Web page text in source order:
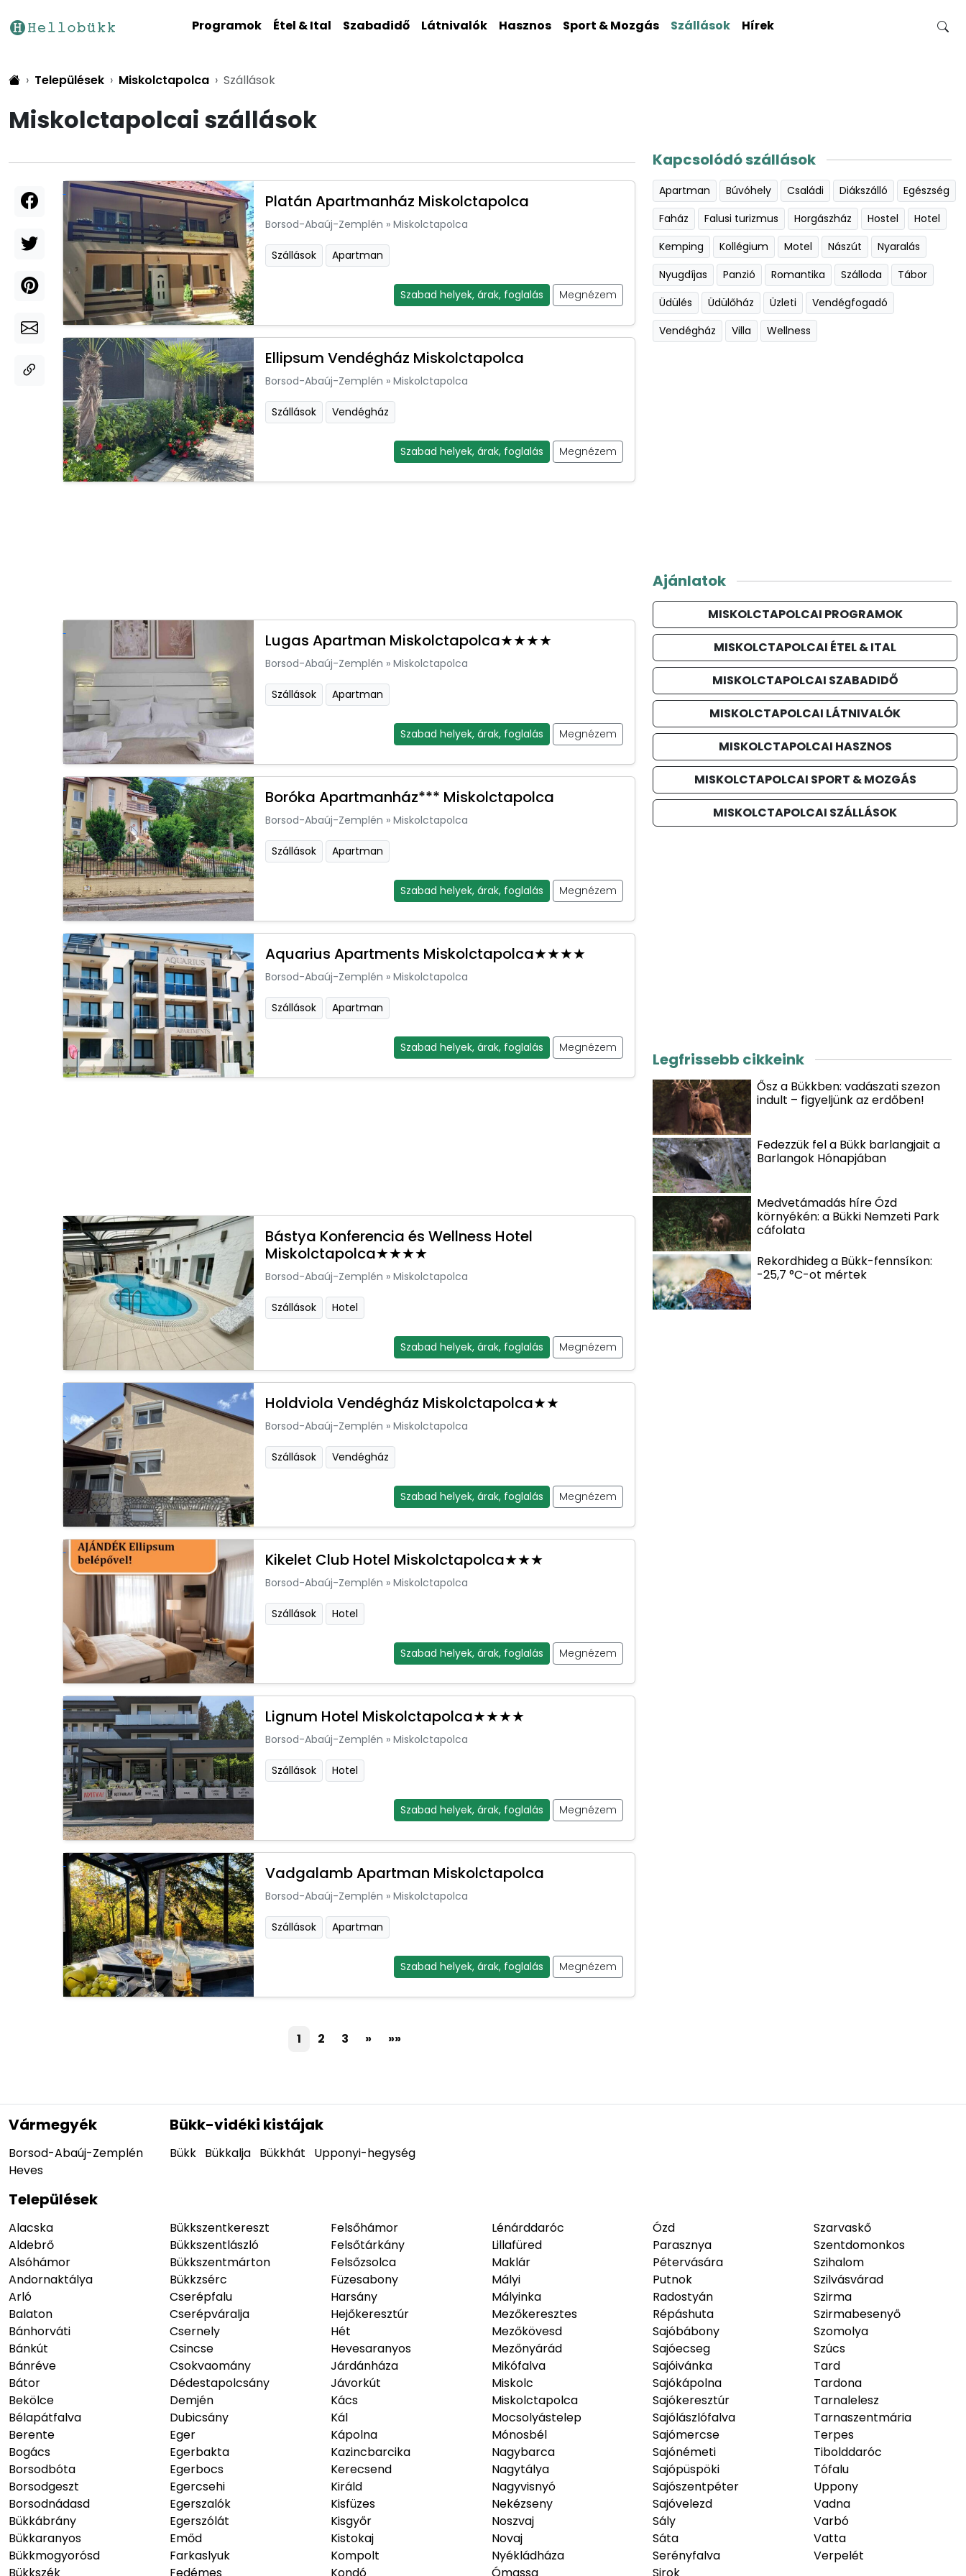
Programok Étel & Ital Szabadidő Látnivalók Hasznos Sport & Mozgás Szállások Hírek
Települések Miskolctapolca Szállások
Miskolctapolcai szállások
Platán Apartmanház Miskolctapolca
Borsod-Abaúj-Zemplén » Miskolctapolca
Szállások Apartman
Szabad helyek, árak, foglalás Megnézem
Ellipsum Vendégház Miskolctapolca
Borsod-Abaúj-Zemplén » Miskolctapolca
Szállások Vendégház
Szabad helyek, árak, foglalás Megnézem
Lugas Apartman Miskolctapolca★★★★
Borsod-Abaúj-Zemplén » Miskolctapolca
Szállások Apartman
Szabad helyek, árak, foglalás Megnézem
Boróka Apartmanház*** Miskolctapolca
Borsod-Abaúj-Zemplén » Miskolctapolca
Szállások Apartman
Szabad helyek, árak, foglalás Megnézem
Aquarius Apartments Miskolctapolca★★★★
Borsod-Abaúj-Zemplén » Miskolctapolca
Szállások Apartman
Szabad helyek, árak, foglalás Megnézem
Bástya Konferencia és Wellness Hotel
Miskolctapolca★★★★
Borsod-Abaúj-Zemplén » Miskolctapolca
Szállások Hotel
Szabad helyek, árak, foglalás Megnézem
Holdviola Vendégház Miskolctapolca★★
Borsod-Abaúj-Zemplén » Miskolctapolca
Szállások Vendégház
Szabad helyek, árak, foglalás Megnézem
Kikelet Club Hotel Miskolctapolca★★★
Borsod-Abaúj-Zemplén » Miskolctapolca
Szállások Hotel
Szabad helyek, árak, foglalás Megnézem
Lignum Hotel Miskolctapolca★★★★
Borsod-Abaúj-Zemplén » Miskolctapolca
Szállások Hotel
Szabad helyek, árak, foglalás Megnézem
Vadgalamb Apartman Miskolctapolca
Borsod-Abaúj-Zemplén » Miskolctapolca
Szállások Apartman
Szabad helyek, árak, foglalás Megnézem
1 2 3 » »»
Kapcsolódó szállások
Apartman Búvóhely Családi Diákszálló
Egészség
Faház
Falusi turizmus Horgászház Hostel
Hotel
Kemping
Kollégium Motel Nászút
Nyaralás
Nyugdíjas
Panzió Romantika Szálloda
Tábor
Üdülés
Üdülőház Üzleti
Vendégfogadó
Vendégház
Villa Wellness
Ajánlatok
MISKOLCTAPOLCAI PROGRAMOK
MISKOLCTAPOLCAI ÉTEL & ITAL
MISKOLCTAPOLCAI SZABADIDŐ
MISKOLCTAPOLCAI LÁTNIVALÓK
MISKOLCTAPOLCAI HASZNOS
MISKOLCTAPOLCAI SPORT & MOZGÁS
MISKOLCTAPOLCAI SZÁLLÁSOK
Legfrissebb cikkeink
Ősz a Bükkben: vadászati szezon
indult – figyeljünk az erdőben!
Fedezzük fel a Bükk barlangjait a
Barlangok Hónapjában
Medvetámadás híre Ózd
környékén: a Bükki Nemzeti Park
cáfolata
Rekordhideg a Bükk-fennsíkon:
-25,7 °C-ot mértek
Vármegyék
Borsod-Abaúj-Zemplén
Heves
Bükk-vidéki kistájak
Bükk Bükkalja Bükkhát Upponyi-hegység
Települések
Alacska
Aldebrő
Alsóhámor
Andornaktálya
Arló
Balaton
Bánhorváti
Bánkút
Bánréve
Bátor
Bekölce
Bélapátfalva
Berente
Bogács
Borsodbóta
Borsodgeszt
Borsodnádasd
Bükkábrány
Bükkaranyos
Bükkmogyorósd
Bükkszentkereszt
Bükkszentlászló
Bükkszentmárton
Bükkzsérc
Cserépfalu
Cserépváralja
Csernely
Csincse
Csokvaomány
Dédestapolcsány
Demjén
Dubicsány
Eger
Egerbakta
Egerbocs
Egercsehi
Egerszalók
Egerszólát
Emőd
Farkaslyuk
Felsőhámor
Felsőtárkány
Felsőzsolca
Füzesabony
Harsány
Hejőkeresztúr
Hét
Hevesaranyos
Járdánháza
Jávorkút
Kács
Kál
Kápolna
Kazincbarcika
Kerecsend
Királd
Kisfüzes
Kisgyőr
Kistokaj
Kompolt
Lénárddaróc
Lillafüred
Maklár
Mályi
Mályinka
Mezőkeresztes
Mezőkövesd
Mezőnyárád
Mikófalva
Miskolc
Miskolctapolca
Mocsolyástelep
Mónosbél
Nagybarca
Nagytálya
Nagyvisnyó
Nekézseny
Noszvaj
Novaj
Nyékládháza
Ózd
Parasznya
Pétervására
Putnok
Radostyán
Répáshuta
Sajóbábony
Sajóecseg
Sajóivánka
Sajókápolna
Sajókeresztúr
Sajólászlófalva
Sajómercse
Sajónémeti
Sajópüspöki
Sajószentpéter
Sajóvelezd
Sály
Sáta
Serényfalva
Szarvaskő
Szentdomonkos
Szihalom
Szilvásvárad
Szirma
Szirmabesenyő
Szomolya
Szúcs
Tard
Tardona
Tarnalelesz
Tarnaszentmária
Terpes
Tibolddaróc
Tófalu
Uppony
Vadna
Varbó
Vatta
Verpelét